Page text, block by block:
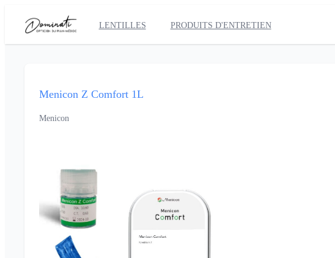
LENTILLES PRODUITS D'ENTRETIEN
Menicon Z Comfort 1L
Menicon